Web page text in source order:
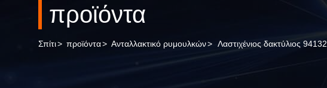
προϊόντα
Σπίτι> προϊόντα> Ανταλλακτικό ρυμουλκών> Λαστιχένιος δακτύλιος